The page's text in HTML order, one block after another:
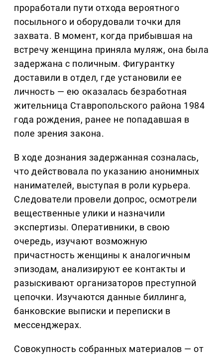
проработали пути отхода вероятного
посыльного и оборудовали точки для
захвата. В момент, когда прибывшая на
встречу женщина приняла муляж, она была
задержана с поличным. Фигурантку
доставили в отдел, где установили ее
личность — ею оказалась безработная
жительница Ставропольского района 1984
года рождения, ранее не попадавшая в
поле зрения закона.
В ходе дознания задержанная созналась,
что действовала по указанию анонимных
нанимателей, выступая в роли курьера.
Следователи провели допрос, осмотрели
вещественные улики и назначили
экспертизы. Оперативники, в свою
очередь, изучают возможную
причастность женщины к аналогичным
эпизодам, анализируют ее контакты и
разыскивают организаторов преступной
цепочки. Изучаются данные биллинга,
банковские выписки и переписки в
мессенджерах.
Совокупность собранных материалов — от